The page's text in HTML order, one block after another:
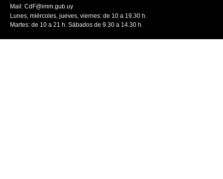
Mail: CdF@imm.gub.uy
Lunes, miércoles, jueves, viernes: de 10 a 19.30 h.
Martes: de 10 a 21 h. Sábados de 9.30 a 14.30 h.